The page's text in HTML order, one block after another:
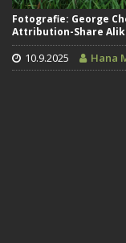
Fotografie: George
Attribution-Share
10.9.2025 Hana